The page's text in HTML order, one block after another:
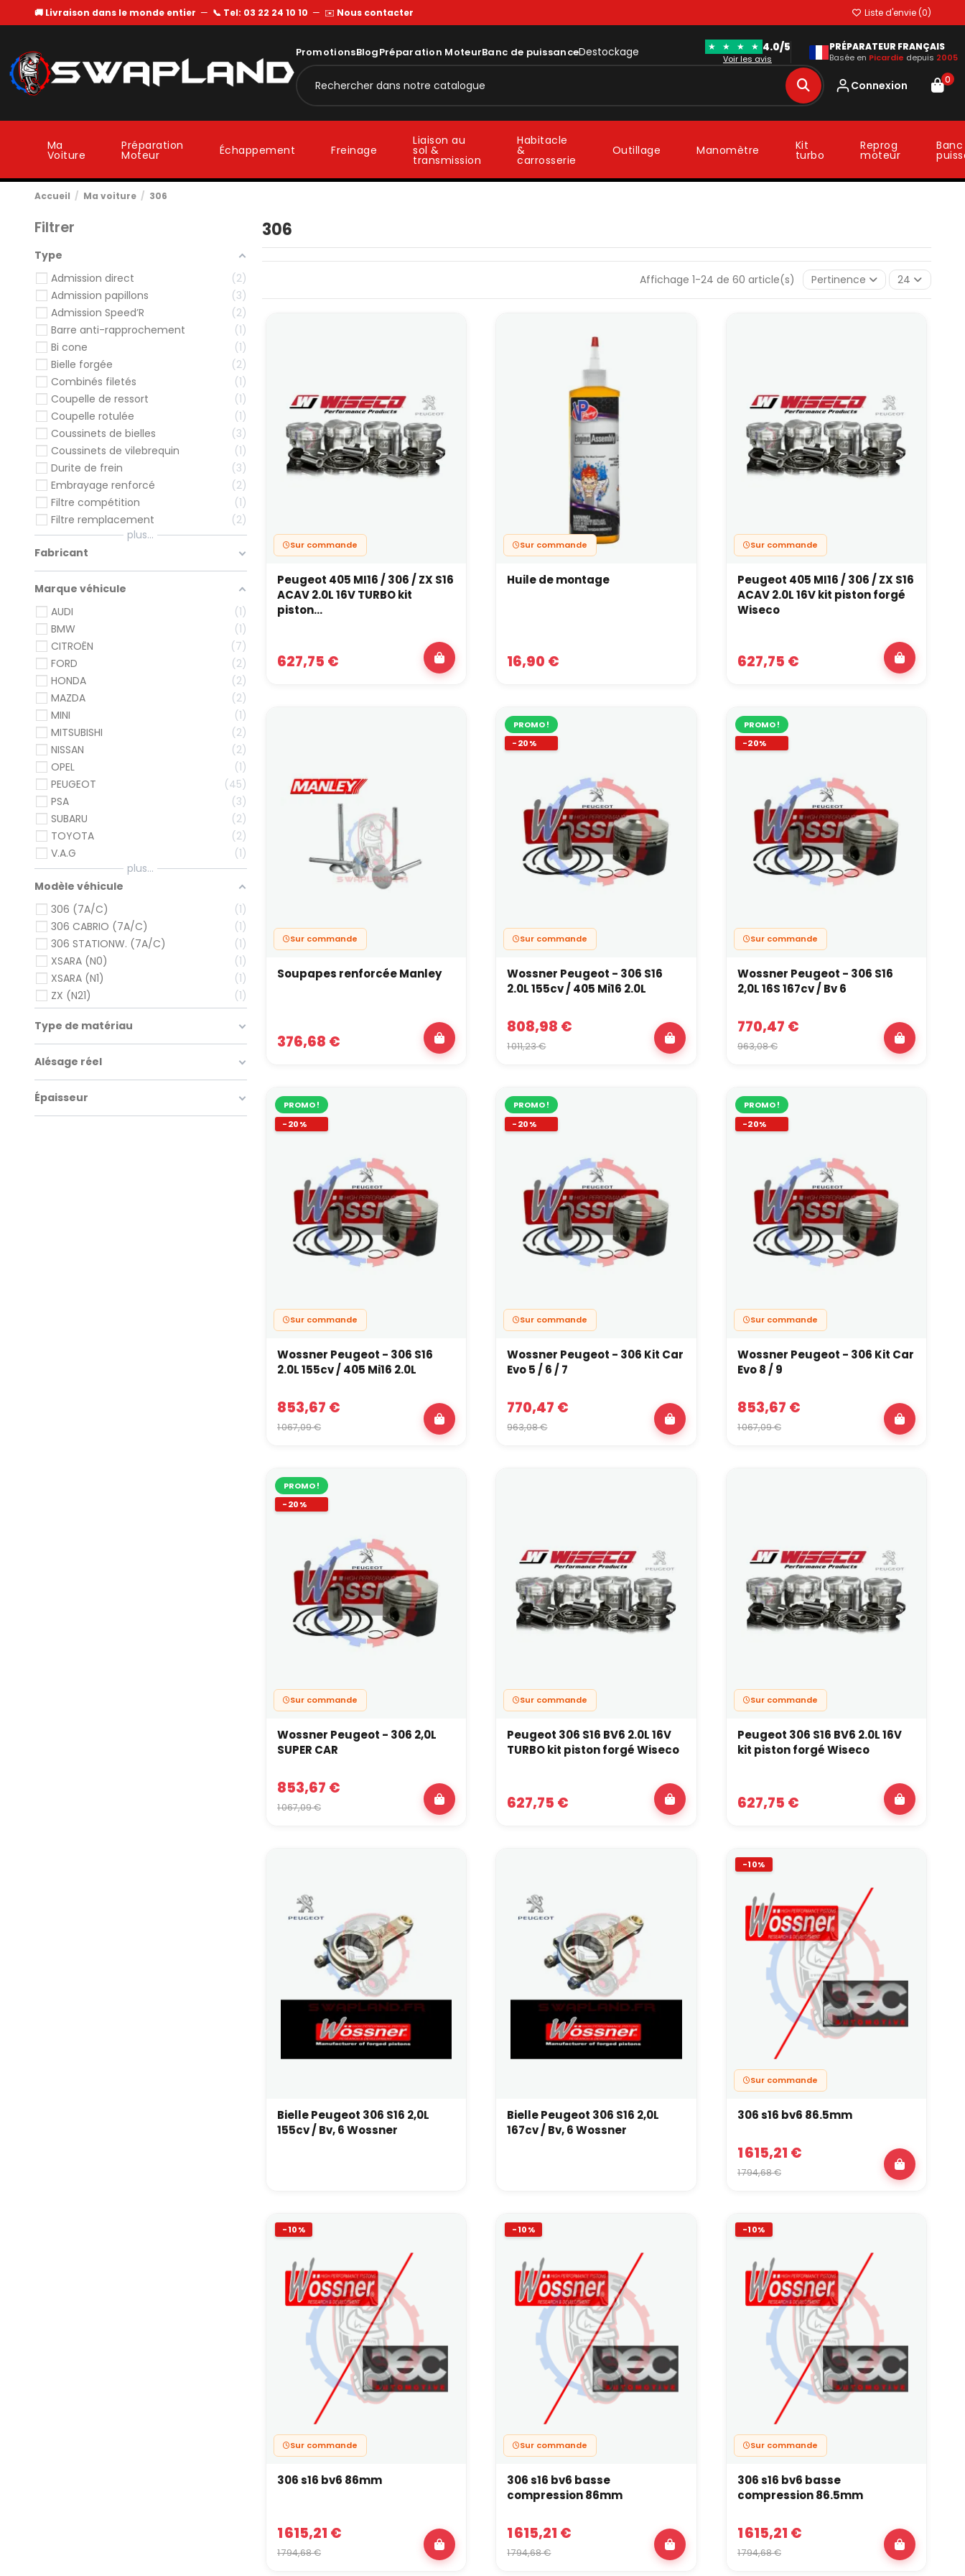
🚚 Livraison dans le monde entier — 📞 Tel: 03 22 24 10 10 — ✉️ Nous contacter Liste d'envie (0)
PromotionsBlogPréparation MoteurBanc de puissanceDestockage ★ ★ ★ ★ 4.0/5
Voir les avis
PRÉPARATEUR FRANÇAIS
Basée en Picardie depuis 2005
Connexion 0
Ma
Voiture
Préparation
Moteur Échappement Freinage
Liaison au
sol &
transmission
Habitacle
&
carrosserie
Outillage Manomètre Kit
turbo
Reprog
moteur
Accueil Ma voiture 306
306
Affichage 1-24 de 60 article(s) Pertinence 24
Sur commande
Peugeot 405 MI16 / 306 / ZX S16
ACAV 2.0L 16V TURBO kit
piston...
627,75 €
Sur commande
Huile de montage
16,90 €
Sur commande
Peugeot 405 MI16 / 306 / ZX S16
ACAV 2.0L 16V kit piston forgé
Wiseco
627,75 €
Sur commande
Soupapes renforcée Manley
376,68 €
PROMO !
-20%
Sur commande
Wossner Peugeot - 306 S16
2.0L 155cv / 405 Mi16 2.0L
808,98 €
1 011,23 €
PROMO !
-20%
Sur commande
Wossner Peugeot - 306 S16
2,0L 16S 167cv / Bv 6
770,47 €
963,08 €
PROMO !
-20%
Sur commande
Wossner Peugeot - 306 S16
2.0L 155cv / 405 Mi16 2.0L
853,67 €
1 067,09 €
PROMO !
-20%
Sur commande
Wossner Peugeot - 306 Kit Car
Evo 5 / 6 / 7
770,47 €
963,08 €
PROMO !
-20%
Sur commande
Wossner Peugeot - 306 Kit Car
Evo 8 / 9
853,67 €
1 067,09 €
PROMO !
-20%
Sur commande
Wossner Peugeot - 306 2,0L
SUPER CAR
853,67 €
1 067,09 €
Sur commande
Peugeot 306 S16 BV6 2.0L 16V
TURBO kit piston forgé Wiseco
627,75 €
Sur commande
Peugeot 306 S16 BV6 2.0L 16V
kit piston forgé Wiseco
627,75 €
Bielle Peugeot 306 S16 2,0L
155cv / Bv, 6 Wossner
Bielle Peugeot 306 S16 2,0L
167cv / Bv, 6 Wossner
-10%
Sur commande
306 s16 bv6 86.5mm
1 615,21 €
1 794,68 €
-10%
Sur commande
306 s16 bv6 86mm
1 615,21 €
1 794,68 €
-10%
Sur commande
306 s16 bv6 basse
compression 86mm
1 615,21 €
1 794,68 €
-10%
Sur commande
306 s16 bv6 basse
compression 86.5mm
1 615,21 €
1 794,68 €
Filtrer
Type
Admission direct
2
Admission papillons
3
Admission Speed’R
2
Barre anti-rapprochement
1
Bi cone
1
Bielle forgée
2
Combinés filetés
1
Coupelle de ressort
1
Coupelle rotulée
1
Coussinets de bielles
3
Coussinets de vilebrequin
1
Durite de frein
3
Embrayage renforcé
2
Filtre compétition
1
Filtre remplacement
2
plus...
Fabricant
Marque véhicule
AUDI
1
BMW
1
CITROËN
7
FORD
2
HONDA
2
MAZDA
2
MINI
1
MITSUBISHI
2
NISSAN
2
OPEL
1
PEUGEOT
45
PSA
3
SUBARU
2
TOYOTA
2
V.A.G
1
plus...
Modèle véhicule
306 (7A/C)
1
306 CABRIO (7A/C)
1
306 STATIONW. (7A/C)
1
XSARA (N0)
1
XSARA (N1)
1
ZX (N21)
1
Type de matériau
Alésage réel
Épaisseur